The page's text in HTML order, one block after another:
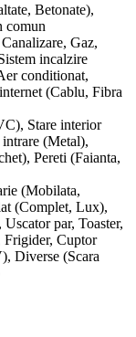
Betonate),
comun
Gaz,
incalzire
conditionat,
(Cablu, Fibra
Stare interior
(Metal),
Pereti (Faianta,
(Mobilata,
(Complet, Lux),
par, Toaster,
Frigider, Cuptor
Diverse (Scara